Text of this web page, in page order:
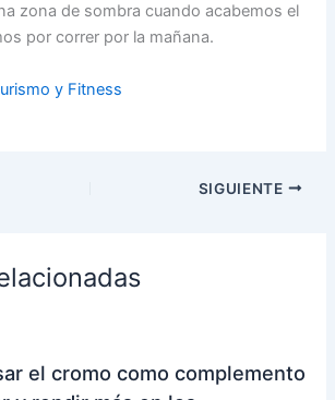
zona de sombra cuando acabemos el
por correr por la mañana.
y Fitness
SIGUIENTE
el cromo como complemento